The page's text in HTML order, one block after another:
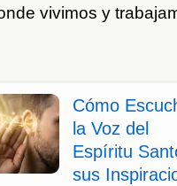
vivimos y
Cómo
la Voz del
Espíritu
sus